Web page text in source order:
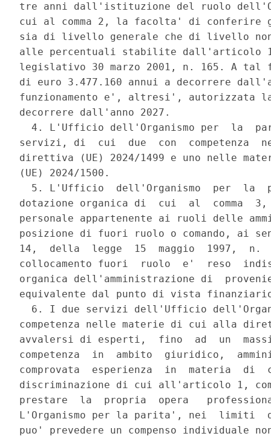
tre anni dall'istituzione del ruolo
cui al comma 2, la facolta' di
sia di livello generale che di livello non
alle percentuali stabilite dall'articolo
legislativo 30 marzo 2001, n. 165. A tal
di euro 3.477.160 annui a decorrere
funzionamento e', altresi', autorizzata la
decorrere dall'anno 2027.
4. L'Ufficio dell'Organismo per  la
servizi, di  cui  due  con  competenza
direttiva (UE) 2024/1499 e uno nelle
(UE) 2024/1500.
5. L'Ufficio  dell'Organismo  per  la
dotazione organica di  cui  al  comma
personale appartenente ai ruoli delle
posizione di fuori ruolo o comando, ai
14,  della  legge  15  maggio  1997,
collocamento fuori  ruolo  e'  reso
organica dell'amministrazione di
equivalente dal punto di vista
6. I due servizi dell'Ufficio
competenza nelle materie di cui alla
avvalersi di esperti,  fino  ad  un
competenza  in  ambito  giuridico,
comprovata  esperienza  in  materia
discriminazione di cui all'articolo 1,
prestare  la  propria  opera
L'Organismo per la parita', nei  limiti
puo' prevedere un compenso individuale